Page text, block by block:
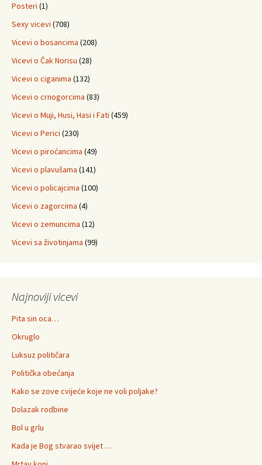
Posteri (1)
Sexy vicevi (708)
Vicevi o bosancima (208)
Vicevi o Čak Norisu (28)
Vicevi o ciganima (132)
Vicevi o crnogorcima (83)
Vicevi o Muji, Husi, Hasi i Fati (459)
Vicevi o Perici (230)
Vicevi o piroćancima (49)
Vicevi o plavušama (141)
Vicevi o policajcima (100)
Vicevi o zagorcima (4)
Vicevi o zemuncima (12)
Vicevi sa životinjama (99)
Najnoviji vicevi
Pita sin oca…
Okruglo
Luksuz političara
Politička obećanja
Kako se zove cvijeće koje ne voli poljake?
Dolazak rodbine
Bol u grlu
Kada je Bog stvarao svijet …